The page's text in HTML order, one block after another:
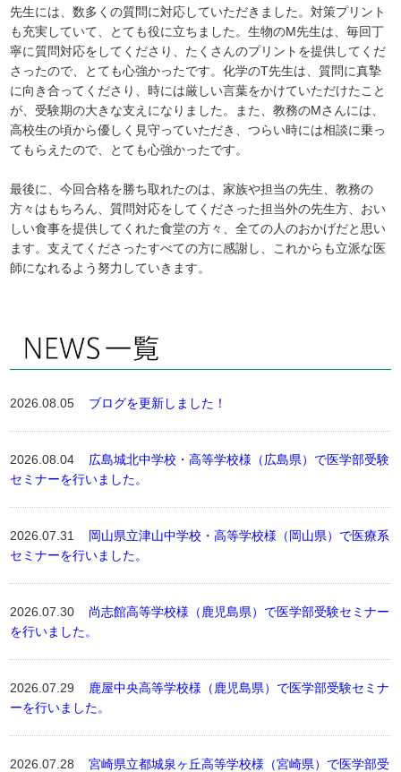
先生には、数多くの質問に対応していただきました。対策プリント
も充実していて、とても役に立ちました。生物のM先生は、毎回丁
寧に質問対応をしてくださり、たくさんのプリントを提供してくだ
さったので、とても心強かったです。化学のT先生は、質問に真摯
に向き合ってくださり、時には厳しい言葉をかけていただけたこと
が、受験期の大きな支えになりました。また、教務のMさんには、
高校生の頃から優しく見守っていただき、つらい時には相談に乗っ
てもらえたので、とても心強かったです。
最後に、今回合格を勝ち取れたのは、家族や担当の先生、教務の
方々はもちろん、質問対応をしてくださった担当外の先生方、おい
しい食事を提供してくれた食堂の方々、全ての人のおかげだと思い
ます。支えてくださったすべての方に感謝し、これからも立派な医
師になれるよう努力していきます。
2026.08.05 ブログを更新しました！
2026.08.04 広島城北中学校・高等学校様（広島県）で医学部受験
セミナーを行いました。
2026.07.31 岡山県立津山中学校・高等学校様（岡山県）で医療系
セミナーを行いました。
2026.07.30 尚志館高等学校様（鹿児島県）で医学部受験セミナー
を行いました。
2026.07.29
鹿屋中央高等学校様（鹿児島県）で医学部受験セミナ
ーを行いました。
2026.07.28宮崎県立都城泉ヶ丘高等学校様（宮崎県）で医学部受